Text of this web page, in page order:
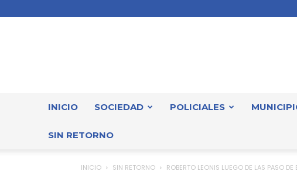
INICIO SOCIEDAD POLICIALES
SIN RETORNO
INICIO SIN RETORNO ROBERTO LEONIS LUEGO DE LAS PASO